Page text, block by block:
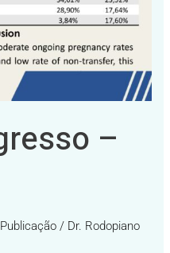
–
Publicação / Dr. Rodopiano